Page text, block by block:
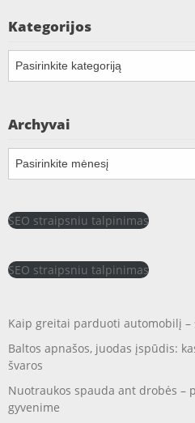
Kategorijos
Archyvai
SEO straipsniu talpinimas
SEO straipsniu talpinimas
Kaip greitai parduoti automobilį –
Baltos apnašos, juodas įspūdis:
švaros
Nuotraukos spauda ant drobės –
gyvenime